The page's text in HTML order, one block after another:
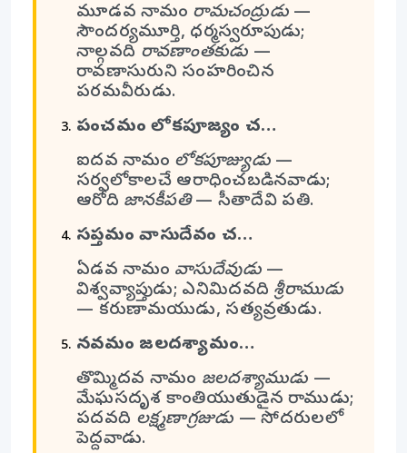
మూడవ నామం రామచంద్రుడు—
సౌందర్యమూర్తి, ధర్మస్వరూపుడు;
నాల్గవది రావణాంతకుడు —
రావణాసురుని సంహరించిన
పరమవీరుడు.
పంచమం లోకపూజ్యం చ…
ఐదవ నామం లోకపూజ్యుడు—
సర్వలోకాలచే ఆరాధించబడినవాడు;
ఆరోది జానకీపతి— సీతాదేవి పతి.
సప్తమం వాసుదేవం చ…
ఏడవ నామం వాసుదేవుడు—
విశ్వవ్యాప్తుడు; ఎనిమిదవది శ్రీరాముడు
— కరుణామయుడు, సత్యవ్రతుడు.
నవమం జలదశ్యామం…
తొమ్మిదవ నామం జలదశ్యాముడు —
మేఘసదృశ కాంతియుతుడైన రాముడు;
పదవది లక్ష్మణాగ్రజుడు — సోదరులలో
పెద్దవాడు.